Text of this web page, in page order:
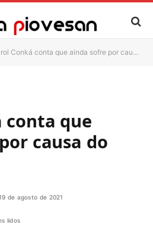
Conká conta que ainda sofre por causa do BBB
conta que
causa do
de agosto de 2021
lidos